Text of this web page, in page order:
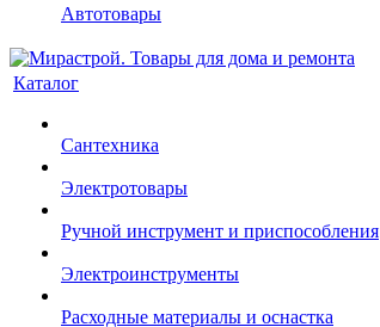
Автотовары
Каталог
Сантехника
Электротовары
Ручной инструмент и приспособления
Электроинструменты
Расходные материалы и оснастка